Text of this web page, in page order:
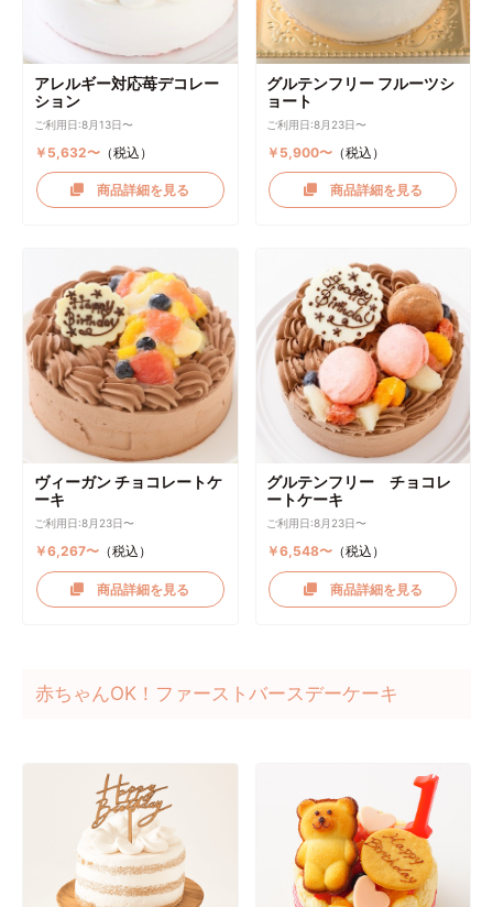
アレルギー対応苺デコレー
ション
ご利用日:8月13日〜
￥5,632〜（税込）
商品詳細を見る
グルテンフリー フルーツシ
ョート
ご利用日:8月23日〜
￥5,900〜 （税込）
商品詳細を見る
ヴィーガン チョコレートケ
ーキ
ご利用日:8月23日〜
￥6,267〜（税込）
商品詳細を見る
グルテンフリー チョコレ
ートケーキ
ご利用日:8月23日〜
￥6,548〜 （税込）
商品詳細を見る
赤ちゃんOK！ファーストバースデーケーキ